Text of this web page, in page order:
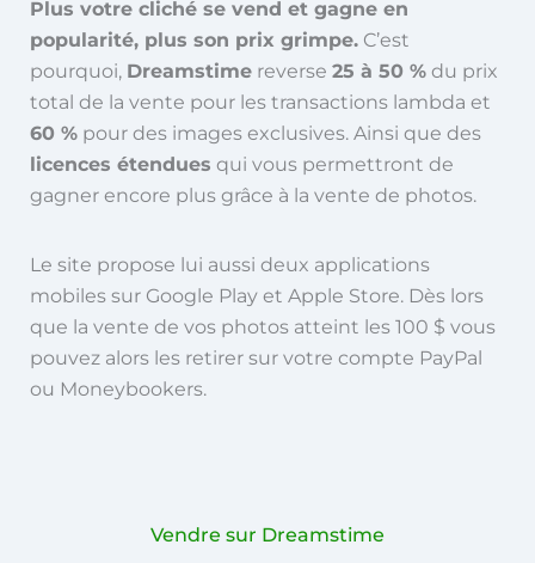
Plus votre cliché se vend et gagne en
popularité, plus son prix grimpe.C’est
pourquoi, Dreamstimereverse 25 à 50 %du prix
total de la vente pour les transactions lambda et
60 %pour des images exclusives. Ainsi que des
licences étendues qui vous permettront de
gagner encore plus grâce à la vente de photos.
Le site propose lui aussi deux applications
mobiles sur Google Play et Apple Store. Dès lors
que la vente de vos photos atteint les 100 $ vous
pouvez alors les retirer sur votre compte PayPal
ou Moneybookers.
Vendre sur Dreamstime